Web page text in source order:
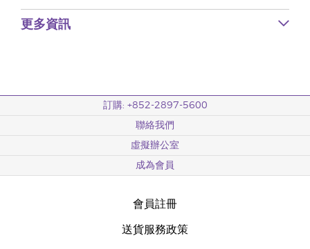
更多資訊
訂購: +852-2897-5600
聯絡我們
虛擬辦公室
成為會員
會員註冊
送貨服務政策